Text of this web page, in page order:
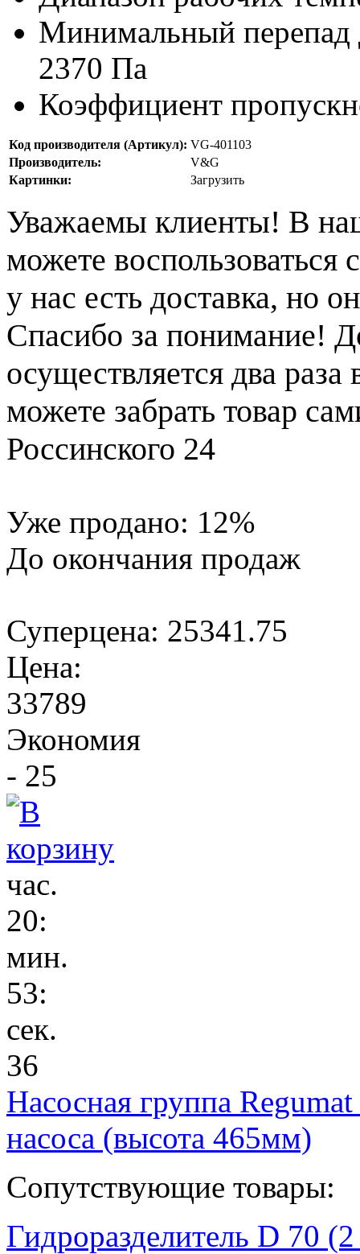
Минимальный перепад
2370 Па
Коэффициент
Код производителя (Артикул): VG-401103
Производитель:
V&G
Картинки:
Загрузить
Уважаемы клиенты! В
можете воспользоваться
у нас есть доставка, но
Спасибо за понимание!
осуществляется два
можете забрать товар
Россинского 24
Уже продано: 12%
До окончания продаж
Суперцена: 25341.75
Цена:
33789
Экономия
- 25
час.
20:
мин.
53:
сек.
36
Насосная группа
насоса (высота 465мм)
Сопутствующие товары:
Гидроразделитель D 70